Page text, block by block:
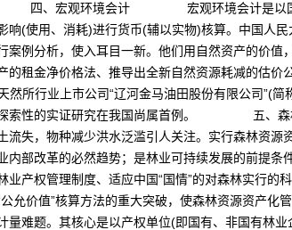
宏观环境会计 宏观环境会计是以国家为核
响(使用、消耗)进行货币(辅以实物)核算。中国人
案例分析，使入耳目一新。他们用自然资产的价
的租金净价格法、推导出全新自然资源耗减的估
然所行业上市公司“辽河金马油田股份有限公司”(
探索性的实证研究在我国尚属首例。 五、
流失，物种减少洪水泛滥引人关注。实行森林资
内部改革的必然趋势；是林业可持续发展的前提
业产权管理制度、适应中国“国情”的对森林实行
允价值”核算方法的重大突破，使森林资源资产化
量难题。其核心是以产权单位(即国有、非国有林